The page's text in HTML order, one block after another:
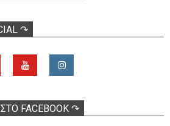
↷
FACEBOOK ↷